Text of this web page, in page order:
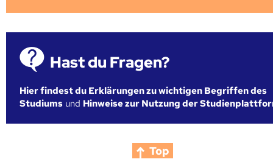
Hast du Fragen?
Hier findest du Erklärungen zu wichtigen Begriffen des
Studiums und Hinweise zur Nutzung der
Top